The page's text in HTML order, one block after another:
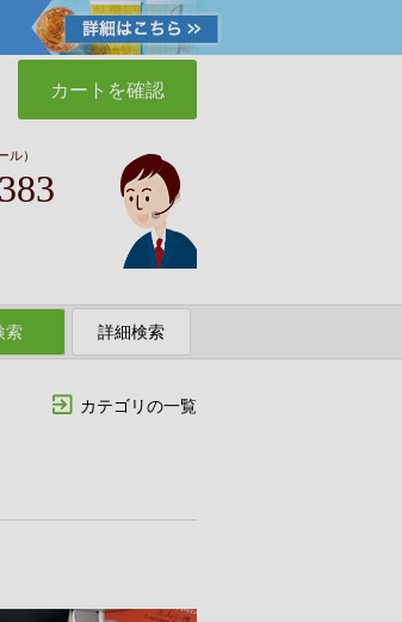
カートを確認
）
索 詳細検索
カテゴリの一覧